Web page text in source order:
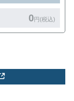
0円(税込)